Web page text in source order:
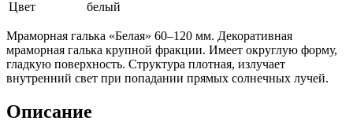
Цвет
белый
Мраморная галька «Белая» 60–120 мм. Декоративная
мраморная галька крупной фракции. Имеет округлую форму,
гладкую поверхность. Структура плотная, излучает
внутренний свет при попадании прямых солнечных лучей.
Описание